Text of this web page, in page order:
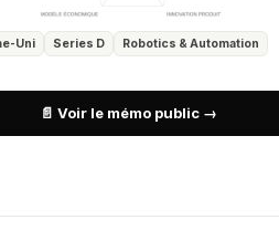
Uni Series D
Robotics & Automation
📄 Voir le mémo public →